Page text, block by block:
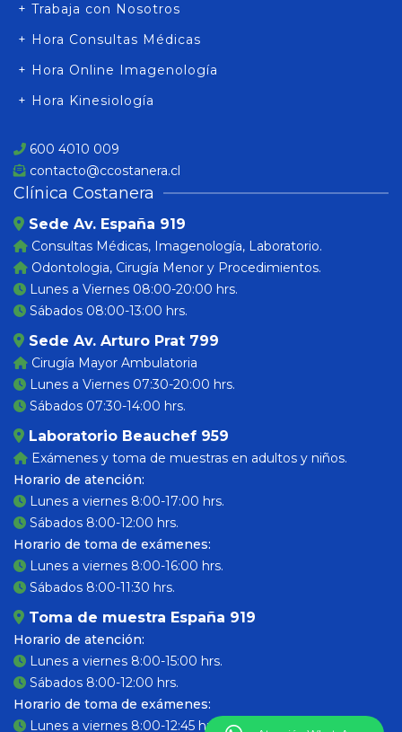
+ Trabaja con Nosotros
+ Hora Consultas Médicas
+ Hora Online Imagenología
+ Hora Kinesiología
600 4010 009
contacto@ccostanera.cl
Clínica Costanera
Sede Av. España 919
Consultas Médicas, Imagenología, Laboratorio.
Odontologia, Cirugía Menor y Procedimientos.
Lunes a Viernes 08:00-20:00 hrs.
Sábados 08:00-13:00 hrs.
Sede Av. Arturo Prat 799
Cirugía Mayor Ambulatoria
Lunes a Viernes 07:30-20:00 hrs.
Sábados 07:30-14:00 hrs.
Laboratorio Beauchef 959
Exámenes y toma de muestras en adultos y niños.
Horario de atención:
Lunes a viernes 8:00-17:00 hrs.
Sábados 8:00-12:00 hrs.
Horario de toma de exámenes:
Lunes a viernes 8:00-16:00 hrs.
Sábados 8:00-11:30 hrs.
Toma de muestra España 919
Horario de atención:
Lunes a viernes 8:00-15:00 hrs.
Sábados 8:00-12:00 hrs.
Horario de toma de exámenes:
Lunes a viernes 8:00-12:45 hrs.